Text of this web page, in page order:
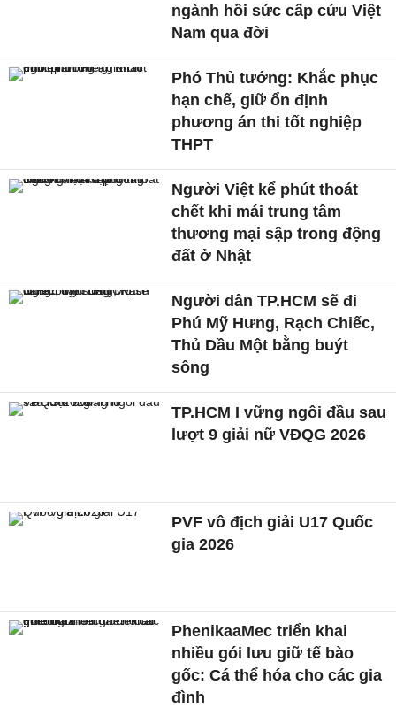
ngành hồi sức cấp cứu Việt
Nam qua đời
Phó Thủ tướng: Khắc phục
hạn chế, giữ ổn định
phương án thi tốt nghiệp
THPT
Người Việt kể phút thoát
chết khi mái trung tâm
thương mại sập trong động
đất ở Nhật
Người dân TP.HCM sẽ đi
Phú Mỹ Hưng, Rạch Chiếc,
Thủ Dầu Một bằng buýt
sông
TP.HCM I vững ngôi đầu sau
lượt 9 giải nữ VĐQG 2026
PVF vô địch giải U17 Quốc
gia 2026
PhenikaaMec triển khai
nhiều gói lưu giữ tế bào
gốc: Cá thể hóa cho các gia
đình